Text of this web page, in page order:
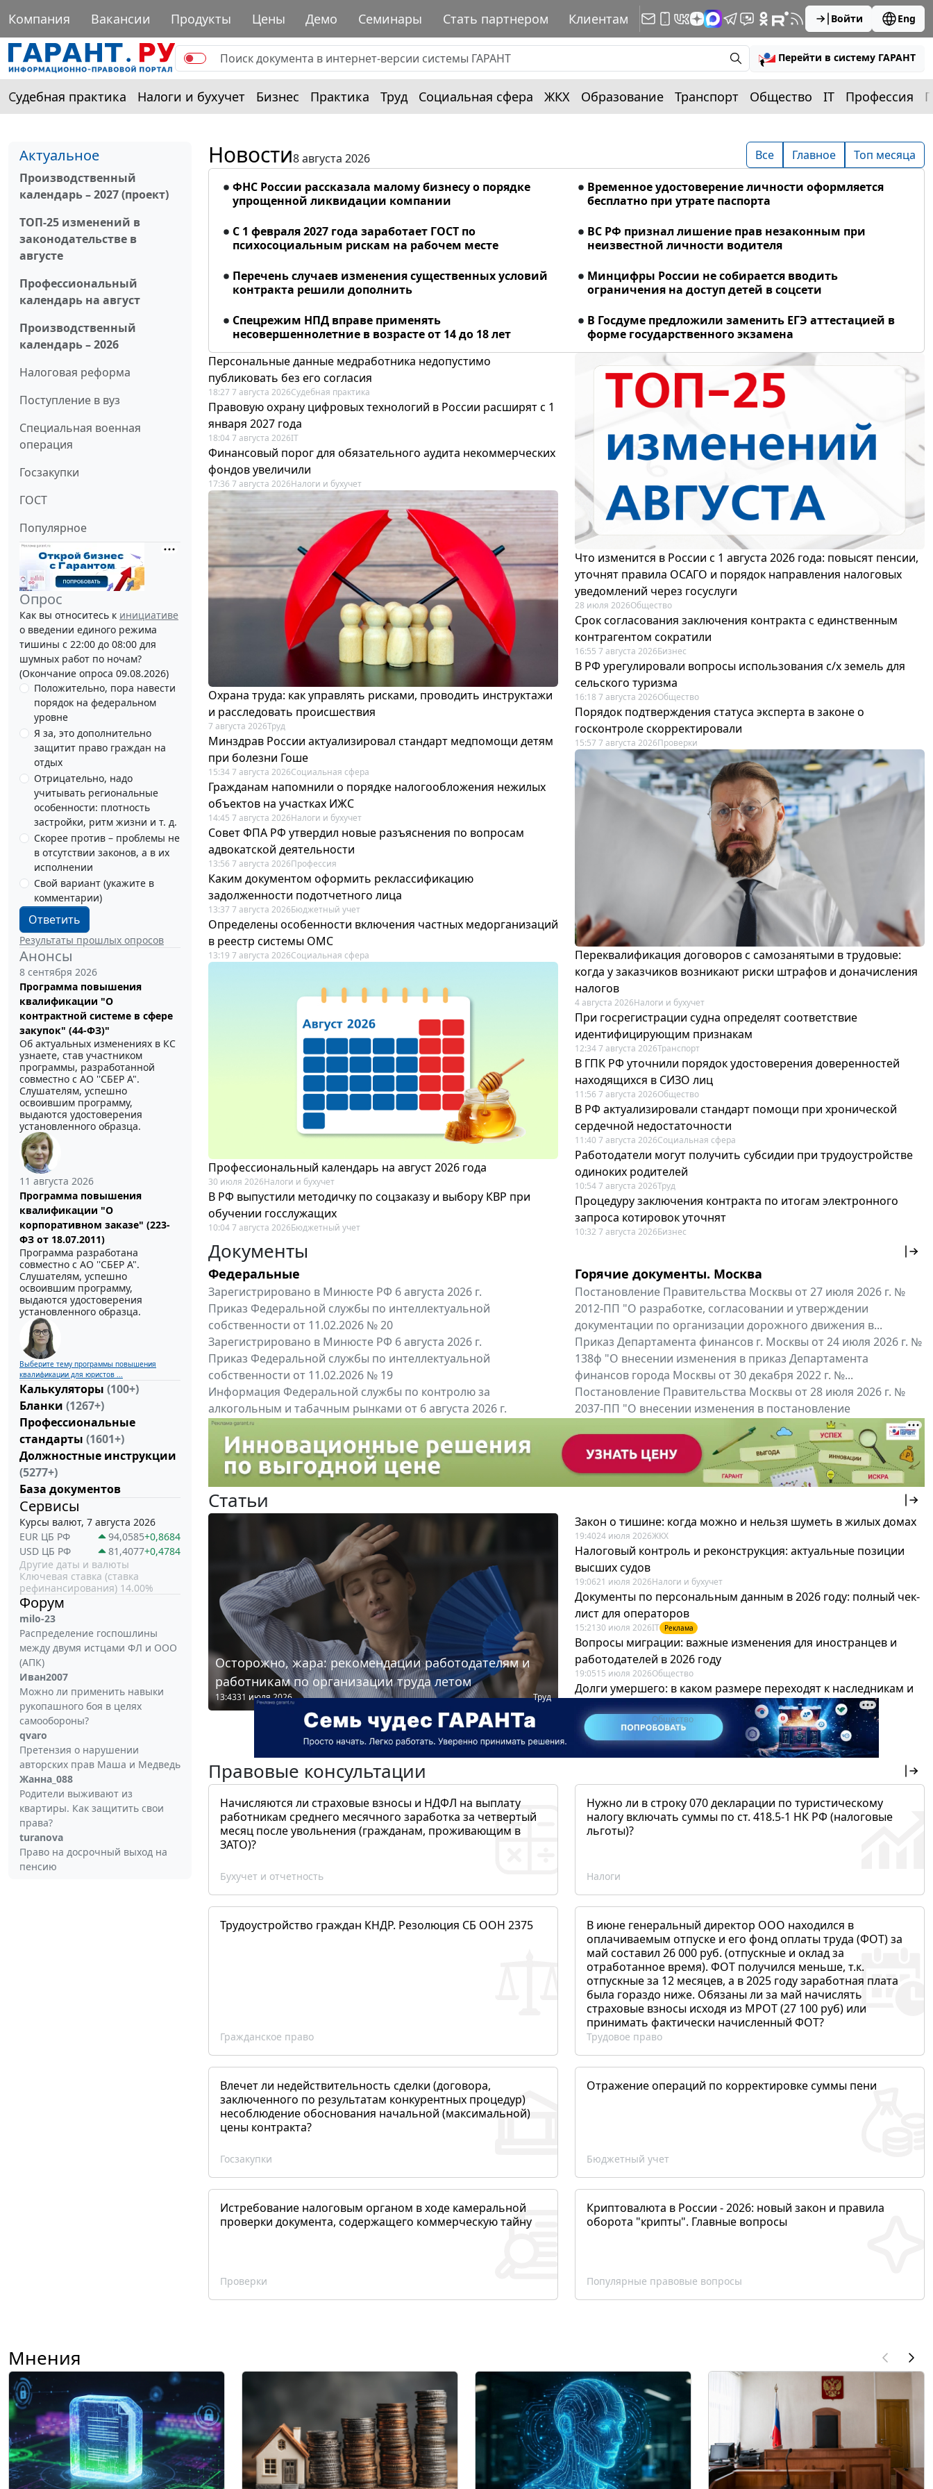
Компания Вакансии Продукты Цены Демо Семинары Стать партнером Клиентам Войти Eng
Перейти в систему ГАРАНТ
Судебная практика Налоги и бухучет Бизнес Практика Труд Социальная сфера ЖКХ Образование Транспорт Общество IT Профессия
Актуальное
Производственный
календарь – 2027 (проект)
ТОП-25 изменений в
законодательстве в
августе
Профессиональный
календарь на август
Производственный
календарь – 2026
Налоговая реформа
Поступление в вуз
Специальная военная
операция
Госзакупки
ГОСТ
Популярное
Опрос
Как вы относитесь к инициативе
о введении единого режима
тишины с 22:00 до 08:00 для
шумных работ по ночам?
(Окончание опроса 09.08.2026)
Положительно, пора навести
порядок на федеральном
уровне
Я за, это дополнительно
защитит право граждан на
отдых
Отрицательно, надо
учитывать региональные
особенности: плотность
застройки, ритм жизни и т. д.
Скорее против – проблемы не
в отсутствии законов, а в их
исполнении
Свой вариант (укажите в
комментарии)
Ответить
Результаты прошлых опросов
Анонсы
8 сентября 2026
Программа повышения
квалификации "О
контрактной системе в сфере
закупок" (44-ФЗ)"
Об актуальных изменениях в КС
узнаете, став участником
программы, разработанной
совместно с АО ''СБЕР А".
Слушателям, успешно
освоившим программу,
выдаются удостоверения
установленного образца.
11 августа 2026
Программа повышения
квалификации "О
корпоративном заказе" (223-
ФЗ от 18.07.2011)
Программа разработана
совместно с АО ''СБЕР А".
Слушателям, успешно
освоившим программу,
выдаются удостоверения
установленного образца.
Выберите тему программы повышения
квалификации для юристов ...
Калькуляторы (100+)
Бланки (1267+)
Профессиональные
стандарты (1601+)
Должностные инструкции
(5277+)
База документов
Сервисы
Курсы валют, 7 августа 2026
EUR ЦБ РФ
94,0585+0,8684
USD ЦБ РФ
81,4077+0,4784
Другие даты и валюты
Ключевая ставка (ставка
рефинансирования) 14.00%
Форум
milo-23
Распределение госпошлины
между двумя истцами ФЛ и ООО
(АПК)
Иван2007
Можно ли применить навыки
рукопашного боя в целях
самообороны?
qvaro
Претензия о нарушении
авторских прав Маша и Медведь
Жанна_088
Родители выживают из
квартиры. Как защитить свои
права?
turanova
Право на досрочный выход на
пенсию
Новости8 августа 2026 Все Главное Топ месяца
ФНС России рассказала малому бизнесу о порядке
упрощенной ликвидации компании
Временное удостоверение личности оформляется
бесплатно при утрате паспорта
С 1 февраля 2027 года заработает ГОСТ по
психосоциальным рискам на рабочем месте
ВС РФ признал лишение прав незаконным при
неизвестной личности водителя
Перечень случаев изменения существенных условий
контракта решили дополнить
Минцифры России не собирается вводить
ограничения на доступ детей в соцсети
Спецрежим НПД вправе применять
несовершеннолетние в возрасте от 14 до 18 лет
В Госдуме предложили заменить ЕГЭ аттестацией в
форме государственного экзамена
Персональные данные медработника недопустимо
публиковать без его согласия
18:27 7 августа 2026Судебная практика
Правовую охрану цифровых технологий в России расширят с 1
января 2027 года
18:04 7 августа 2026IT
Финансовый порог для обязательного аудита некоммерческих
фондов увеличили
17:36 7 августа 2026Налоги и бухучет
Охрана труда: как управлять рисками, проводить инструктажи
и расследовать происшествия
7 августа 2026Труд
Минздрав России актуализировал стандарт медпомощи детям
при болезни Гоше
15:34 7 августа 2026Социальная сфера
Гражданам напомнили о порядке налогообложения нежилых
объектов на участках ИЖС
14:45 7 августа 2026Налоги и бухучет
Совет ФПА РФ утвердил новые разъяснения по вопросам
адвокатской деятельности
13:56 7 августа 2026Профессия
Каким документом оформить реклассификацию
задолженности подотчетного лица
13:37 7 августа 2026Бюджетный учет
Определены особенности включения частных медорганизаций
в реестр системы ОМС
13:19 7 августа 2026Социальная сфера
Профессиональный календарь на август 2026 года
30 июля 2026Налоги и бухучет
В РФ выпустили методичку по соцзаказу и выбору КВР при
обучении госслужащих
10:04 7 августа 2026Бюджетный учет
Что изменится в России с 1 августа 2026 года: повысят пенсии,
уточнят правила ОСАГО и порядок направления налоговых
уведомлений через госуслуги
28 июля 2026Общество
Срок согласования заключения контракта с единственным
контрагентом сократили
16:55 7 августа 2026Бизнес
В РФ урегулировали вопросы использования с/х земель для
сельского туризма
16:18 7 августа 2026Общество
Порядок подтверждения статуса эксперта в законе о
госконтроле скорректировали
15:57 7 августа 2026Проверки
Переквалификация договоров с самозанятыми в трудовые:
когда у заказчиков возникают риски штрафов и доначисления
налогов
4 августа 2026Налоги и бухучет
При госрегистрации судна определят соответствие
идентифицирующим признакам
12:34 7 августа 2026Транспорт
В ГПК РФ уточнили порядок удостоверения доверенностей
находящихся в СИЗО лиц
11:56 7 августа 2026Общество
В РФ актуализировали стандарт помощи при хронической
сердечной недостаточности
11:40 7 августа 2026Социальная сфера
Работодатели могут получить субсидии при трудоустройстве
одиноких родителей
10:54 7 августа 2026Труд
Процедуру заключения контракта по итогам электронного
запроса котировок уточнят
10:32 7 августа 2026Бизнес
Документы
Федеральные
Зарегистрировано в Минюсте РФ 6 августа 2026 г.
Приказ Федеральной службы по интеллектуальной
собственности от 11.02.2026 № 20
Зарегистрировано в Минюсте РФ 6 августа 2026 г.
Приказ Федеральной службы по интеллектуальной
собственности от 11.02.2026 № 19
Информация Федеральной службы по контролю за
алкогольным и табачным рынками от 6 августа 2026 г.
"Вниманию производителей и импортёров алкогольной...
Все федеральные документы
Горячие документы. Москва
Постановление Правительства Москвы от 27 июля 2026 г. №
2012-ПП "О разработке, согласовании и утверждении
документации по организации дорожного движения в...
Приказ Департамента финансов г. Москвы от 24 июля 2026 г. №
138ф "О внесении изменения в приказ Департамента
финансов города Москвы от 30 декабря 2022 г. №...
Постановление Правительства Москвы от 28 июля 2026 г. №
2037-ПП "О внесении изменения в постановление
Правительства Москвы от 26 июля 2011 г. № 334-ПП"
Все региональные документы Мой регион ...
Статьи
Осторожно, жара: рекомендации работодателям и
работникам по организации труда летом
13:4331 июля 2026 Труд
Закон о тишине: когда можно и нельзя шуметь в жилых домах
19:4024 июля 2026ЖКХ
Налоговый контроль и реконструкция: актуальные позиции
высших судов
19:0621 июля 2026Налоги и бухучет
Документы по персональным данным в 2026 году: полный чек-
лист для операторов
15:21 30 июля 2026IT Реклама
Вопросы миграции: важные изменения для иностранцев и
работодателей в 2026 году
19:0515 июля 2026Общество
Долги умершего: в каком размере переходят к наследникам и
когда их можно не платить
19:43 Общество
Правовые консультации
Начисляются ли страховые взносы и НДФЛ на выплату
работникам среднего месячного заработка за четвертый
месяц после увольнения (гражданам, проживающим в
ЗАТО)?
Бухучет и отчетность
Нужно ли в строку 070 декларации по туристическому
налогу включать суммы по ст. 418.5-1 НК РФ (налоговые
льготы)?
Налоги
Трудоустройство граждан КНДР. Резолюция СБ ООН 2375
Гражданское право
В июне генеральный директор ООО находился в
оплачиваемым отпуске и его фонд оплаты труда (ФОТ) за
май составил 26 000 руб. (отпускные и оклад за
отработанное время). ФОТ получился меньше, т.к.
отпускные за 12 месяцев, а в 2025 году заработная плата
была гораздо ниже. Обязаны ли за май начислять
страховые взносы исходя из МРОТ (27 100 руб) или
принимать фактически начисленный ФОТ?
Трудовое право
Влечет ли недействительность сделки (договора,
заключенного по результатам конкурентных процедур)
несоблюдение обоснования начальной (максимальной)
цены контракта?
Госзакупки
Отражение операций по корректировке суммы пени
Бюджетный учет
Истребование налоговым органом в ходе камеральной
проверки документа, содержащего коммерческую тайну
Проверки
Криптовалюта в России - 2026: новый закон и правила
оборота "крипты". Главные вопросы
Популярные правовые вопросы
Мнения